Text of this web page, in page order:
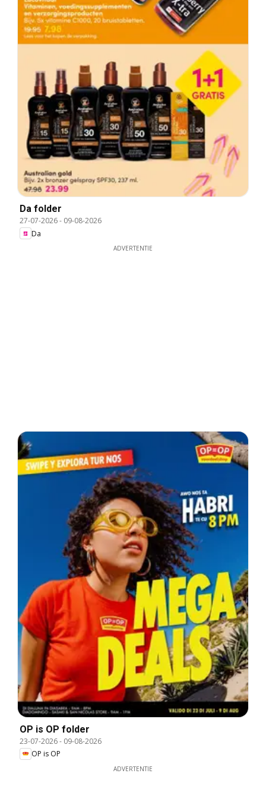
Da folder
27-07-2026- 09-08-2026
Da
ADVERTENTIE
OP is OP folder
23-07-2026- 09-08-2026
OP is OP
ADVERTENTIE